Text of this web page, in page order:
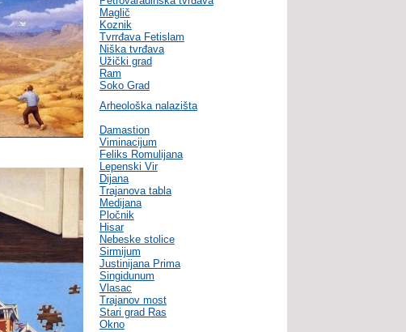
Maglič
Koznik
Tvrrđava Fetislam
Niška tvrđava
Užički grad
Ram
Soko Grad
Arheološka nalazišta
Damastion
Viminacijum
Feliks Romulijana
Lepenski Vir
Dijana
Trajanova tabla
Medijana
Pločnik
Hisar
Nebeske stolice
Sirmijum
Justinijana Prima
Singidunum
Vlasac
Trajanov most
Stari grad Ras
Okno